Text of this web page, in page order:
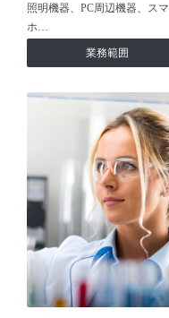
照明機器、PC周辺機器、スマ
ホ…
業務範囲